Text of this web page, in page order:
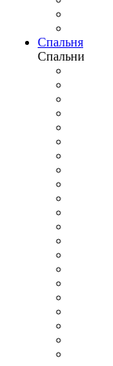
Спальня
Спальни